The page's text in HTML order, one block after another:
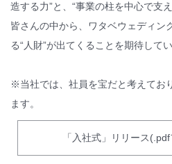
造する力”と、“事業の柱を中心で支
皆さんの中から、ワタベウェディン
る“人財”が出てくることを期待してい
※当社では、社員を宝だと考えてお
ます。
「入社式」リリース